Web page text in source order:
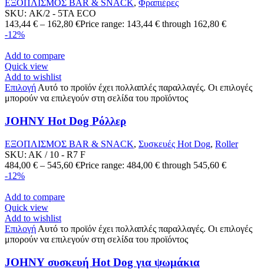
ΕΞΟΠΛΙΣΜΟΣ BAR & SNACK, Φραπιέρες
SKU: ΑΚ/2 - 5ΤΑ ECO
143,44 € – 162,80 €Price range: 143,44 € through 162,80 €
-12%
Add to compare
Quick view
Add to wishlist
ΕπιλογήΑυτό το προϊόν έχει πολλαπλές παραλλαγές. Οι επιλογές
μπορούν να επιλεγούν στη σελίδα του προϊόντος
JOHNY Hot Dog Ρόλλερ
ΕΞΟΠΛΙΣΜΟΣ BAR & SNACK, Συσκευές Hot Dog, Roller
SKU: AK / 10 - R7 F
484,00 € – 545,60 €Price range: 484,00 € through 545,60 €
-12%
Add to compare
Quick view
Add to wishlist
Επιλογή Αυτό το προϊόν έχει πολλαπλές παραλλαγές. Οι επιλογές
μπορούν να επιλεγούν στη σελίδα του προϊόντος
JOHNY συσκευή Hot Dog για ψωμάκια